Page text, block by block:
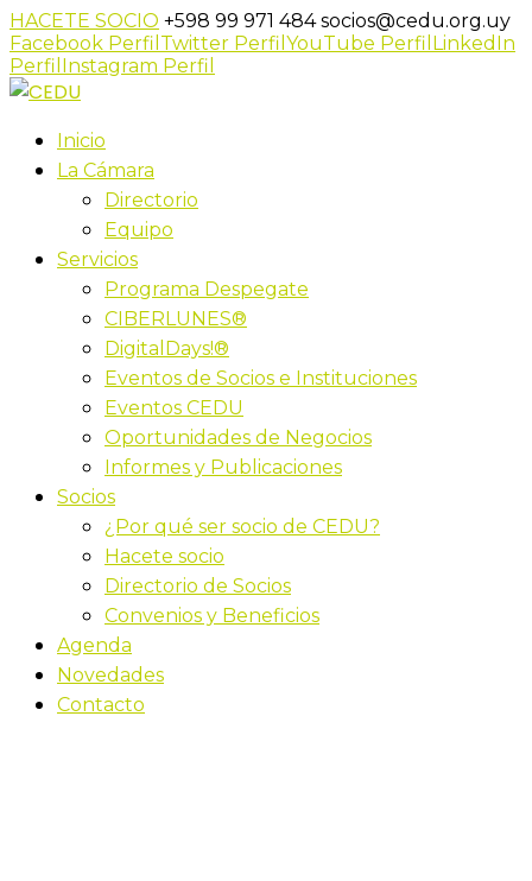
HACETE SOCIO +598 99 971 484socios@cedu.org.uy
Facebook Perfil Twitter Perfil YouTube Perfil LinkedIn
Perfil Instagram Perfil
Inicio
La Cámara
Directorio
Equipo
Servicios
Programa Despegate
CIBERLUNES®
DigitalDays!®
Eventos de Socios e Instituciones
Eventos CEDU
Oportunidades de Negocios
Informes y Publicaciones
Socios
¿Por qué ser socio de CEDU?
Hacete socio
Directorio de Socios
Convenios y Beneficios
Agenda
Novedades
Contacto